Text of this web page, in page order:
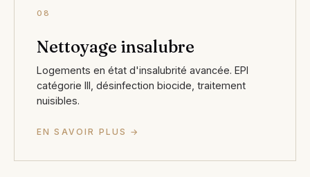
08
Nettoyage insalubre
Logements en état d'insalubrité avancée. EPI
catégorie III, désinfection biocide, traitement
nuisibles.
EN SAVOIR PLUS →